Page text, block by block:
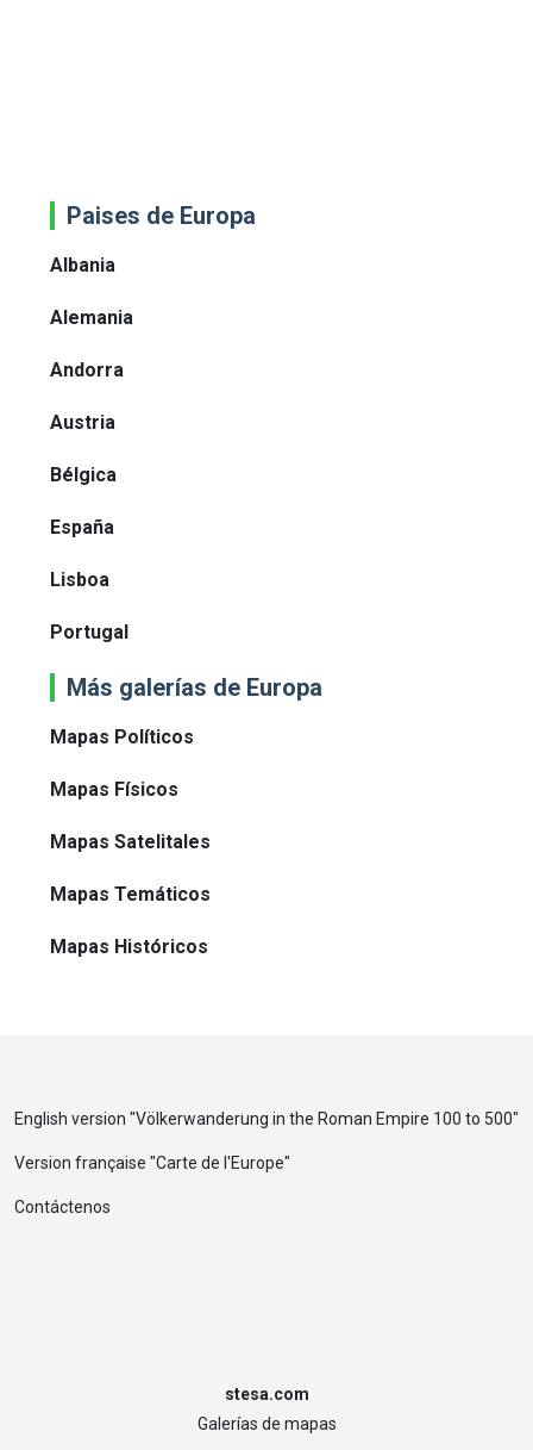
Paises de Europa
Albania
Alemania
Andorra
Austria
Bélgica
España
Lisboa
Portugal
Más galerías de Europa
Mapas Políticos
Mapas Físicos
Mapas Satelitales
Mapas Temáticos
Mapas Históricos
English version "Völkerwanderung in the Roman Empire 100 to 500"
Version française "Carte de l'Europe"
Contáctenos
stesa.com
Galerías de mapas